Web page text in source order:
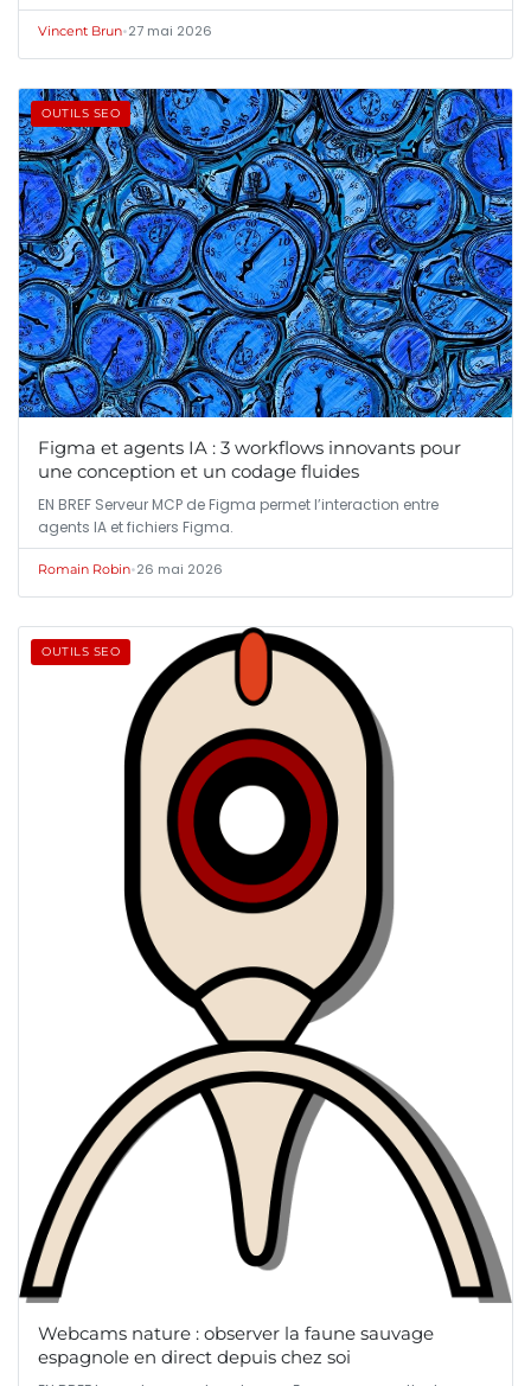
Vincent Brun•27 mai 2026
OUTILS SEO
Figma et agents IA : 3 workflows innovants pour
une conception et un codage fluides
EN BREF Serveur MCP de Figma permet l’interaction entre
agents IA et fichiers Figma.
Romain Robin•26 mai 2026
OUTILS SEO
Webcams nature : observer la faune sauvage
espagnole en direct depuis chez soi